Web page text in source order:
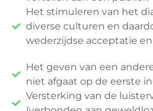
Het stimuleren van het
diverse culturen en
wederzijdse acceptatie
Het geven van een
niet afgaat op de eerste
Versterking van de